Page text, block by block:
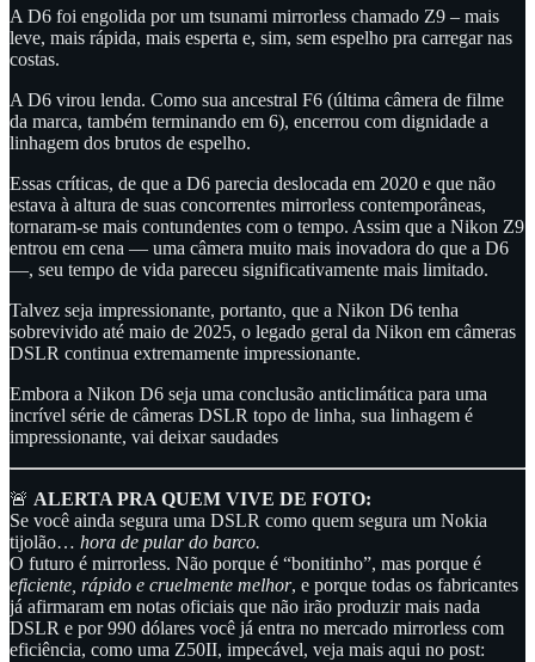
A D6 foi engolida por um tsunami mirrorless chamado Z9 – mais
leve, mais rápida, mais esperta e, sim, sem espelho pra carregar nas
costas.
A D6 virou lenda. Como sua ancestral F6 (última câmera de filme
da marca, também terminando em 6), encerrou com dignidade a
linhagem dos brutos de espelho.
Essas críticas, de que a D6 parecia deslocada em 2020 e que não
estava à altura de suas concorrentes mirrorless contemporâneas,
tornaram-se mais contundentes com o tempo. Assim que a Nikon Z9
entrou em cena — uma câmera muito mais inovadora do que a D6
—, seu tempo de vida pareceu significativamente mais limitado.
Talvez seja impressionante, portanto, que a Nikon D6 tenha
sobrevivido até maio de 2025, o legado geral da Nikon em câmeras
DSLR continua extremamente impressionante.
Embora a Nikon D6 seja uma conclusão anticlimática para uma
incrível série de câmeras DSLR topo de linha, sua linhagem é
impressionante, vai deixar saudades
🚨 ALERTA PRA QUEM VIVE DE FOTO:
Se você ainda segura uma DSLR como quem segura um Nokia
tijolão… hora de pular do barco.
O futuro é mirrorless. Não porque é “bonitinho”, mas porque é
eficiente, rápido e cruelmente melhor, e porque todas os fabricantes
já afirmaram em notas oficiais que não irão produzir mais nada
DSLR e por 990 dólares você já entra no mercado mirrorless com
eficiência, como uma Z50II, impecável, veja mais aqui no post: